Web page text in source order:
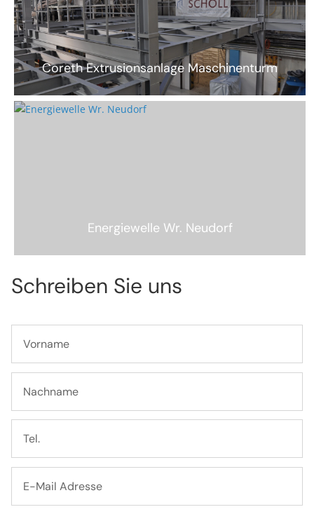
Coreth Extrusionsanlage Maschinenturm
Energiewelle Wr. Neudorf
Schreiben Sie uns